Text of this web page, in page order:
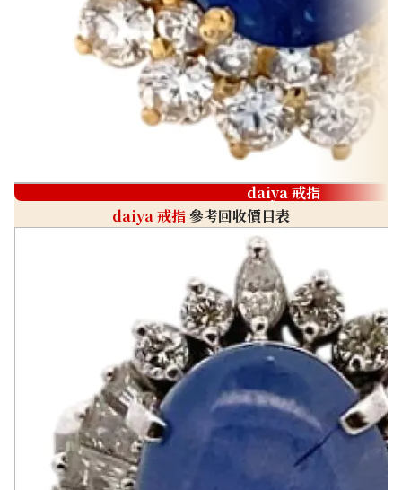
daiya 戒指
daiya 戒指參考回收價目表